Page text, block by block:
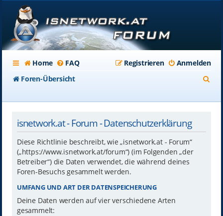
Home FAQ Anmelden
Registrieren
Foren-Übersicht
isnetwork.at - Forum - Datenschutzerklärung
Diese Richtlinie beschreibt, wie „isnetwork.at - Forum“
(„https://www.isnetwork.at/forum“) (im Folgenden „der
Betreiber“) die Daten verwendet, die während deines
Foren-Besuchs gesammelt werden.
UMFANG UND ART DER DATENSPEICHERUNG
Deine Daten werden auf vier verschiedene Arten
gesammelt: